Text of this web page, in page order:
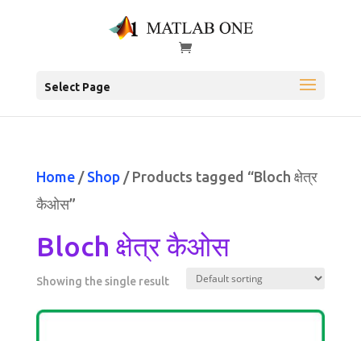
Select Page
Home/ Shop/ Products tagged “Bloch क्षेत्र
कैओस”
Bloch क्षेत्र कैओस
Showing the single result